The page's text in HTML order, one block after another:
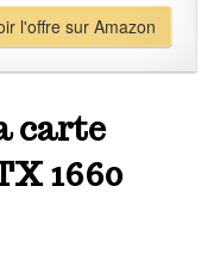
l'offre sur Amazon
carte
1660